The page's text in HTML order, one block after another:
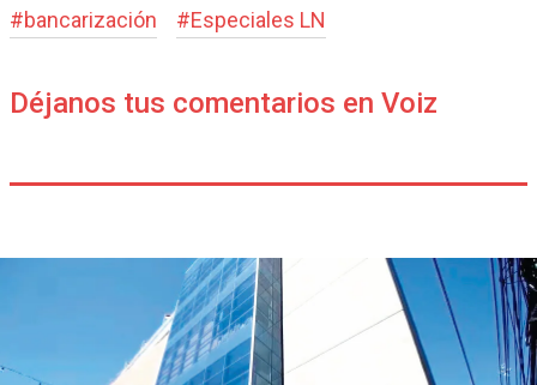
#bancarización #Especiales LN
Déjanos tus comentarios en Voiz